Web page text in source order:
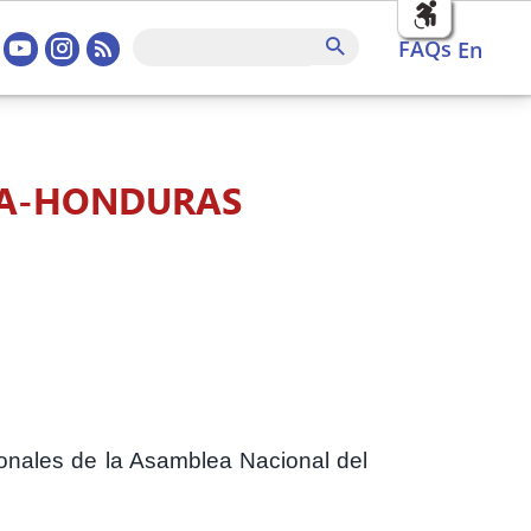
home
FAQs
FAQs en
HONDURAS
de la Asamblea Nacional del